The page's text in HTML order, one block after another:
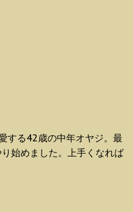
する42歳の中年オヤジ。最
始めました。上手くなれば